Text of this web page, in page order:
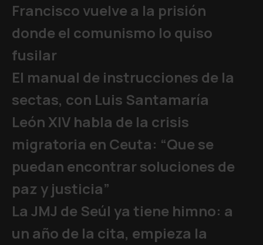
Francisco vuelve a la prisión
donde el comunismo lo quiso
fusilar
El manual de instrucciones de la
sectas, con Luis Santamaría
León XIV habla de la crisis
migratoria en Ceuta: “Que se
puedan encontrar soluciones de
paz y justicia”
La JMJ de Seúl ya tiene himno: a
un año de la cita, empieza la